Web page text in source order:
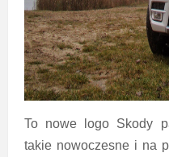
To nowe logo Skody
takie nowoczesne i na